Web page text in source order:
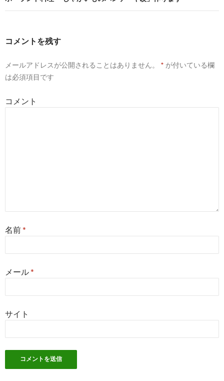
ゲ
シ
ン
コメントを残す
メールアドレスが公開されることはありません。 * が付いている欄
は必須項目です
コメント
名前*
メール*
サイト